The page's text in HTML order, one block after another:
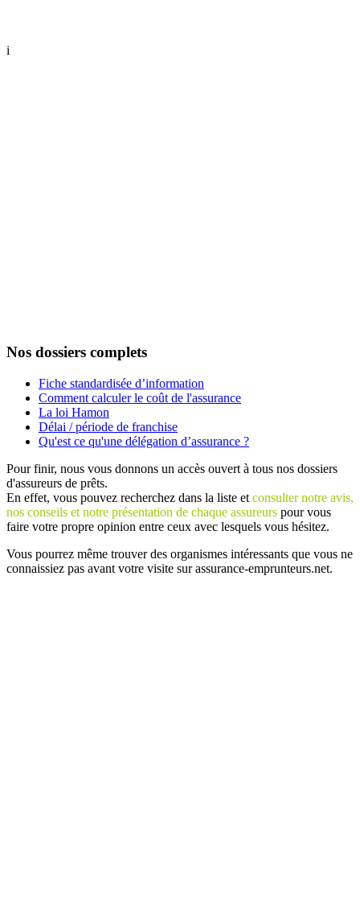
i
Nos dossiers complets
Fiche standardisée d’information
Comment calculer le coût de l'assurance
La loi Hamon
Délai / période de franchise
Qu'est ce qu'une délégation d’assurance ?
Pour finir, nous vous donnons un accès ouvert à tous nos dossiers
d'assureurs de prêts.
En effet, vous pouvez recherchez dans la liste et consulter notre avis,
nos conseils et notre présentation de chaque assureurs pour vous
faire votre propre opinion entre ceux avec lesquels vous hésitez.
Vous pourrez même trouver des organismes intéressants que vous ne
connaissiez pas avant votre visite sur assurance-emprunteurs.net.